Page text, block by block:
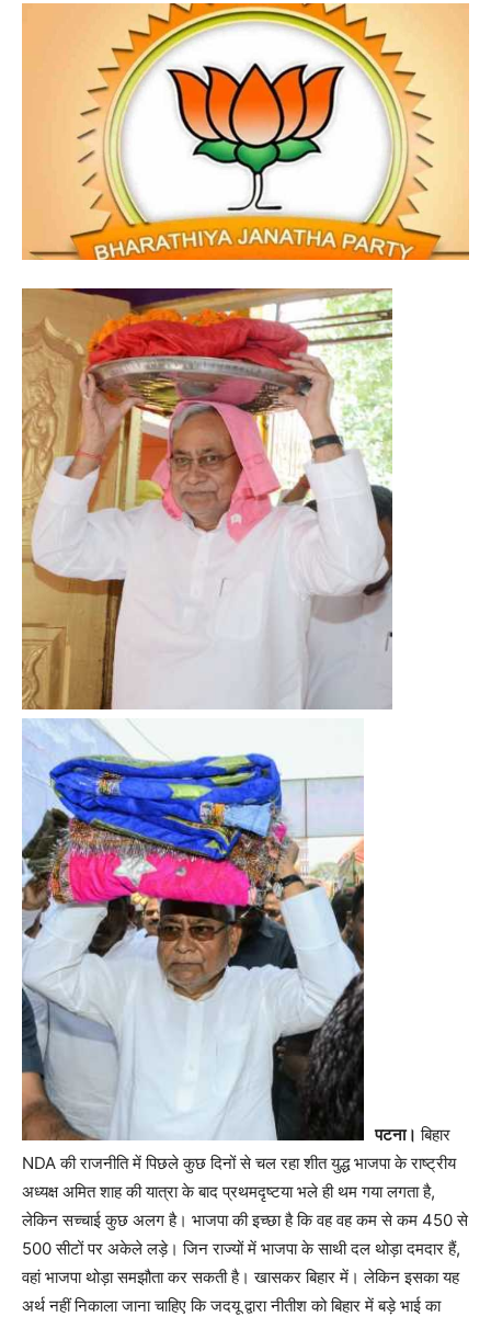
पटना। बिहार
NDA की राजनीति में पिछले कुछ दिनों से चल रहा शीत युद्ध भाजपा के राष्ट्रीय
अध्यक्ष अमित शाह की यात्रा के बाद प्रथमदृष्टया भले ही थम गया लगता है,
लेकिन सच्चाई कुछ अलग है। भाजपा की इच्छा है कि वह वह कम से कम 450 से
500 सीटों पर अकेले लड़े। जिन राज्यों में भाजपा के साथी दल थोड़ा दमदार हैं,
वहां भाजपा थोड़ा समझौता कर सकती है। खासकर बिहार में। लेकिन इसका यह
अर्थ नहीं निकाला जाना चाहिए कि जदयू द्वारा नीतीश को बिहार में बड़े भाई का